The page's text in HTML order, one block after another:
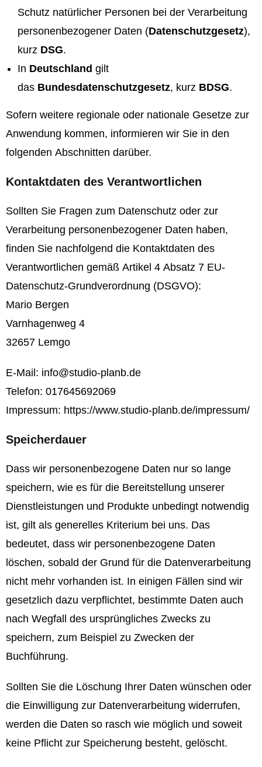
Schutz natürlicher Personen bei der Verarbeitung
personenbezogener Daten (Datenschutzgesetz),
kurz DSG.
In Deutschland gilt
das Bundesdatenschutzgesetz, kurz BDSG.
Sofern weitere regionale oder nationale Gesetze zur
Anwendung kommen, informieren wir Sie in den
folgenden Abschnitten darüber.
Kontaktdaten des Verantwortlichen
Sollten Sie Fragen zum Datenschutz oder zur
Verarbeitung personenbezogener Daten haben,
finden Sie nachfolgend die Kontaktdaten des
Verantwortlichen gemäß Artikel 4 Absatz 7 EU-
Datenschutz-Grundverordnung (DSGVO):
Mario Bergen
Varnhagenweg 4
32657 Lemgo
E-Mail: info@studio-planb.de
Telefon: 017645692069
Impressum: https://www.studio-planb.de/impressum/
Speicherdauer
Dass wir personenbezogene Daten nur so lange
speichern, wie es für die Bereitstellung unserer
Dienstleistungen und Produkte unbedingt notwendig
ist, gilt als generelles Kriterium bei uns. Das
bedeutet, dass wir personenbezogene Daten
löschen, sobald der Grund für die Datenverarbeitung
nicht mehr vorhanden ist. In einigen Fällen sind wir
gesetzlich dazu verpflichtet, bestimmte Daten auch
nach Wegfall des ursprüngliches Zwecks zu
speichern, zum Beispiel zu Zwecken der
Buchführung.
Sollten Sie die Löschung Ihrer Daten wünschen oder
die Einwilligung zur Datenverarbeitung widerrufen,
werden die Daten so rasch wie möglich und soweit
keine Pflicht zur Speicherung besteht, gelöscht.